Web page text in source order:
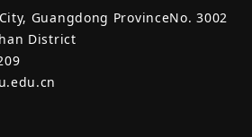
Guangdong ProvinceNo. 3002
District